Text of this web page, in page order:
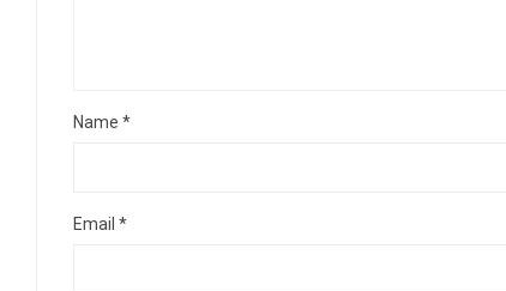
Name *
Email *